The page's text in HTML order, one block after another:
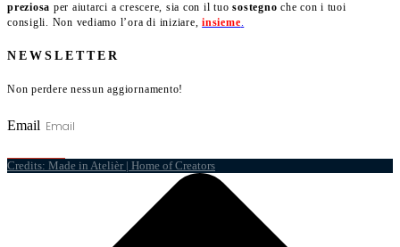
preziosa per aiutarci a crescere, sia con il tuosostegno che con i tuoi
consigli. Non vediamo l’ora di iniziare,insieme.
NEWSLETTER
Non perdere nessun aggiornamento!
Email
Credits: Made in Atelièr | Home of Creators